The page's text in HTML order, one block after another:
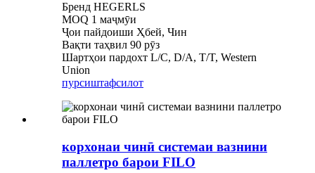
Бренд HEGERLS
MOQ 1 маҷмӯи
Ҷои пайдоиши Ҳбей, Чин
Вақти таҳвил 90 рӯз
Шартҳои пардохт L/C, D/A, T/T, Western
Union
пурсиштафсилот
корхонаи чинӣ системаи вазнини
паллетро барои FILO